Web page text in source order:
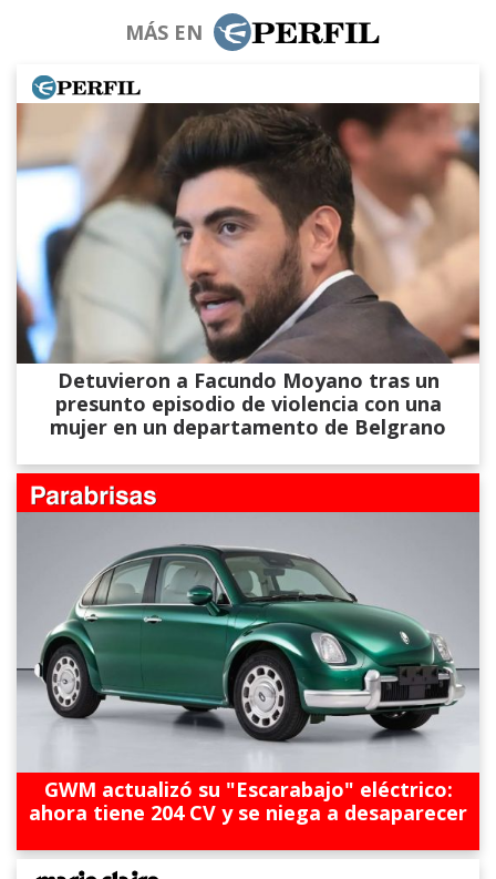
MÁS EN
Detuvieron a Facundo Moyano tras un
presunto episodio de violencia con una
mujer en un departamento de Belgrano
GWM actualizó su "Escarabajo" eléctrico:
ahora tiene 204 CV y se niega a desaparecer